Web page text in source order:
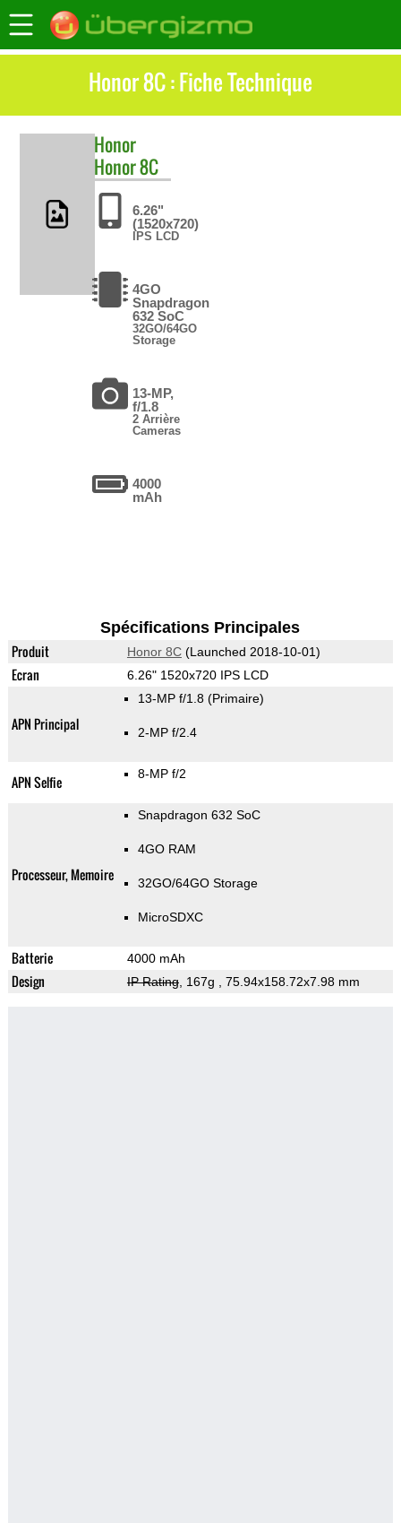
Honor 8C : Fiche Technique
Honor
Honor 8C
6.26"
(1520x720)
IPS LCD
4GO
Snapdragon
632 SoC
32GO/64GO
Storage
13-MP,
f/1.8
2 Arrière
Cameras
4000
mAh
Spécifications Principales
Produit Honor 8C(Launched 2018-10-01)
Ecran 6.26" 1520x720 IPS LCD
APN Principal
13-MP f/1.8 (Primaire)
2-MP f/2.4
APN Selfie 8-MP f/2
Processeur, Memoire
Snapdragon 632 SoC
4GO RAM
32GO/64GO Storage
MicroSDXC
Batterie 4000 mAh
Design IP Rating, 167g , 75.94x158.72x7.98 mm